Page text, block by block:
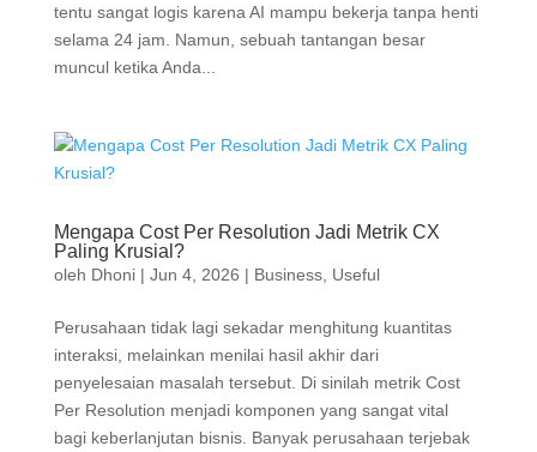
tentu sangat logis karena AI mampu bekerja tanpa henti
selama 24 jam. Namun, sebuah tantangan besar
muncul ketika Anda...
Mengapa Cost Per Resolution Jadi Metrik CX
Paling Krusial?
oleh Dhoni| Jun 4, 2026 | Business, Useful
Perusahaan tidak lagi sekadar menghitung kuantitas
interaksi, melainkan menilai hasil akhir dari
penyelesaian masalah tersebut. Di sinilah metrik Cost
Per Resolution menjadi komponen yang sangat vital
bagi keberlanjutan bisnis. Banyak perusahaan terjebak